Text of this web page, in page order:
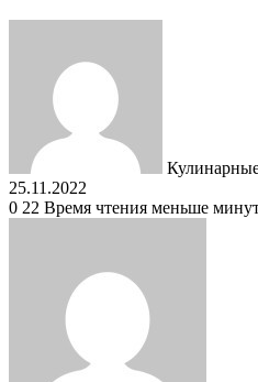
25.11.2022
0 22 Время чтения меньше